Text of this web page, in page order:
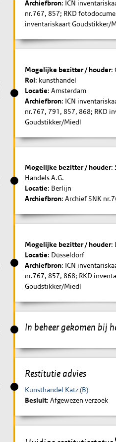
Archiefbron: ICN
nr.767, 857; RKD
inventariskaart Goudstikker/
Mogelijke bezitter / houder:
Rol: kunsthandel
Locatie: Amsterdam
Archiefbron: ICN
nr.767, 791, 857, 868; RKD
Goudstikker/Miedl
Mogelijke bezitter / houder:
Handels A.G.
Locatie: Berlijn
Archiefbron: Archief SNK
Mogelijke bezitter / houder:
Locatie: Düsseldorf
Archiefbron: ICN
nr.767, 857, 868; RKD
Goudstikker/Miedl
In beheer gekomen bij
Restitutie advies
Kunsthandel Katz (B)
Besluit: Afgewezen verzoek